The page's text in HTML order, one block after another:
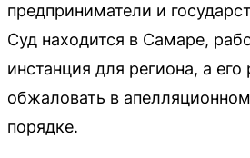
предприниматели и
Суд находится в Самаре,
инстанция для региона, а
обжаловать в
порядке.